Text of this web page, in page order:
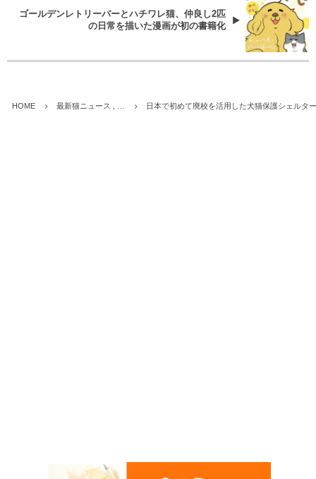
ゴールデンレトリーバーとハチワレ猫、仲良し2匹
の日常を描いた漫画が初の書籍化
HOME 最新猫ニュース , … 日本で初めて廃校を活用した犬猫保護シェルタ